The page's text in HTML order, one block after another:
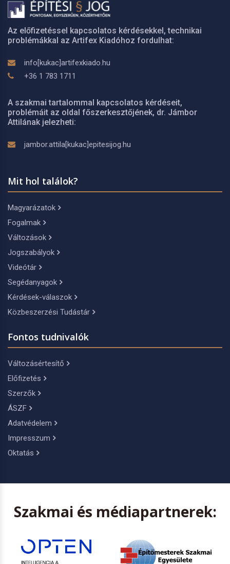
Az előfizetéssel kapcsolatos kérdésekkel, technikai
problémákkal az Artifex Kiadóhoz fordulhat:
info[kukac]artifexkiado.hu
+36 1 783 1711
A szakmai tartalommal kapcsolatos kérdéseit,
problémáit az oldal főszerkesztőjének, dr. Jámbor
Attilának jelezheti:
jambor.attila[kukac]epitesijog.hu
Mit hol találok?
Magyarázatok
Fogalmak
Változások
Jogszabályok
Videótár
Segédanyagok
Kérdések-válaszok
Közbeszerzési Tudástár
Fontos tudnivalók
Változásértesítő
Előfizetés
Szerzők
ÁSZF
Adatvédelem
Impresszum
Oktatás
Szakmai és médiapartnerek: